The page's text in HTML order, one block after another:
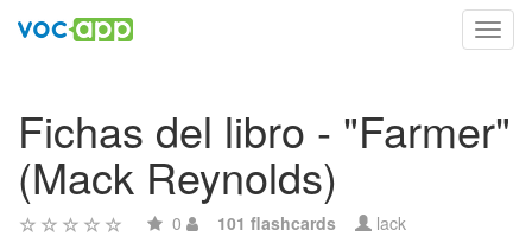
Fichas del libro - "Farmer"
(Mack Reynolds)
0 101 flashcards lack